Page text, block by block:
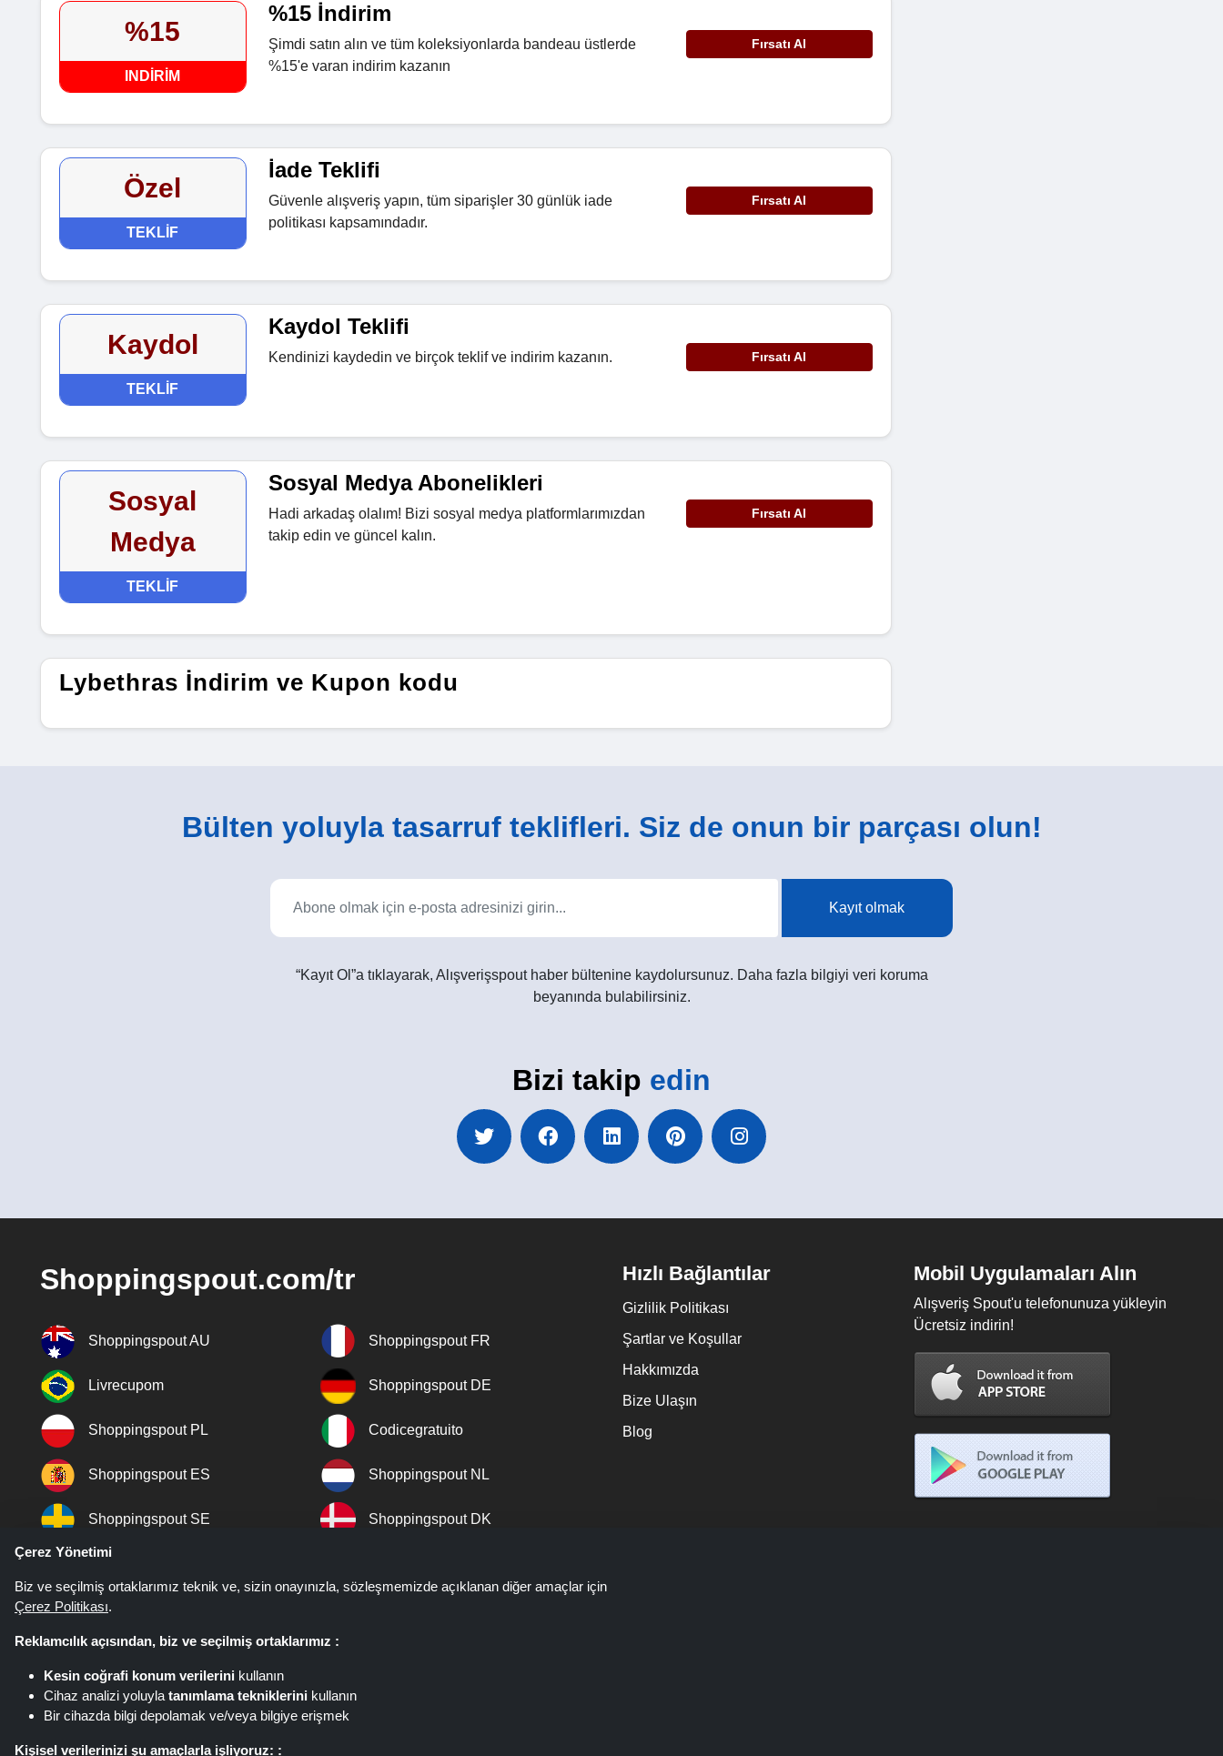
%15
INDIRIM
%15 İndirim
Şimdi satın alın ve tüm koleksiyonlarda bandeau üstlerde
%15'e varan indirim kazanın
Fırsatı Al
Özel
TEKLIF
İade Teklifi
Güvenle alışveriş yapın, tüm siparişler 30 günlük iade
politikası kapsamındadır.
Fırsatı Al
Kaydol
TEKLIF
Kaydol Teklifi
Kendinizi kaydedin ve birçok teklif ve indirim kazanın. Fırsatı Al
Sosyal
Medya
TEKLIF
Sosyal Medya Abonelikleri
Hadi arkadaş olalım! Bizi sosyal medya platformlarımızdan
takip edin ve güncel kalın.
Fırsatı Al
Lybethras İndirim ve Kupon kodu
Bülten yoluyla tasarruf teklifleri. Siz de onun bir parçası olun!
Kayıt olmak
“Kayıt Ol”a tıklayarak, Alışverişspout haber bültenine kaydolursunuz. Daha fazla bilgiyi veri koruma
beyanında bulabilirsiniz.
Bizi takip edin
Shoppingspout.com/tr
Shoppingspout AU Shoppingspout FR
Livrecupom Shoppingspout DE
Shoppingspout PL Codicegratuito
Shoppingspout ES Shoppingspout NL
Shoppingspout SE Shoppingspout DK
Shoppingspout PT
Hızlı Bağlantılar
Gizlilik Politikası
Şartlar ve Koşullar
Hakkımızda
Bize Ulaşın
Blog
Mobil Uygulamaları Alın
Alışveriş Spout'u telefonunuza yükleyin
Ücretsiz indirin!
Shoppingspout.com/tr fırsatların, indirimlerin ve kuponların sunulduğu bir web sitesidir; bu fırsatlar veya teklifler farklı bağlı kuruluş ağları
aracılığıyla kullanıma sunulur. Bu linkler üzerinden yaptığınız alışverişlerde, shoppingspout.com/tr veya personeli olaya karışmaz, sadece
Çerez Yönetimi
Biz ve seçilmiş ortaklarımız teknik ve, sizin onayınızla, sözleşmemizde açıklanan diğer amaçlar için
Çerez Politikası.
Reklamcılık açısından, biz ve seçilmiş ortaklarımız :
Kesin coğrafi konum verilerini kullanın
Cihaz analizi yoluyla tanımlama tekniklerini kullanın
Bir cihazda bilgi depolamak ve/veya bilgiye erişmek
Kişisel verilerinizi şu amaçlarla işliyoruz: :